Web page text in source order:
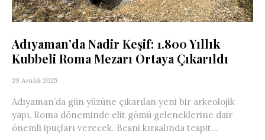
Adıyaman’da Nadir Keşif: 1.800 Yıllık
Kubbeli Roma Mezarı Ortaya Çıkarıldı
29 Aralık 2025
Adıyaman’da gün yüzüne çıkarılan yeni bir arkeolojik
yapı, Roma döneminde elit gömü geleneklerine dair
önemli ipuçları verecek. Besni kırsalında tespit...